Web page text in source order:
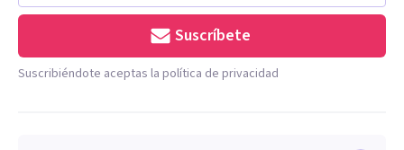
Suscríbete
Suscribiéndote aceptas la política de privacidad